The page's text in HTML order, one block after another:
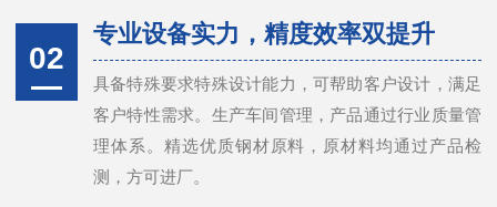
02
专业设备实力，精度效率双提升
具备特殊要求特殊设计能力，可帮助客户设计，满足
客户特性需求。生产车间管理，产品通过行业质量管
理体系。精选优质钢材原料，原材料均通过产品检
测，方可进厂。